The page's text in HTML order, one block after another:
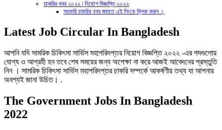
চাকরির খবর ২০২২ | নিয়োগ বিজ্ঞপ্তি ২০২২
সরকারি চাকরির খবর জানতে এই লিংকে ক্লিক করুন ।
Latest Job Circular In Bangladesh
আপনি যদি সামরিক চিকিৎসা সার্ভিস মহাপরিদপ্তর নিয়োগ বিজ্ঞপ্তি ২০২২ -এর পদগুলোয়
যোগ্য ও আগ্রহী হন তবে শেষ সময়ের জন্য অপেক্ষা না করে আজই আবেদনের প্রস্তুতি
নিন । সামরিক চিকিৎসা সার্ভিস মহাপরিদপ্তর চাকরি সম্পর্কে আকর্ষণীয় তথ্য যা আপনার
অবশ্যই জানা উচিত। .
The Government Jobs In Bangladesh
2022